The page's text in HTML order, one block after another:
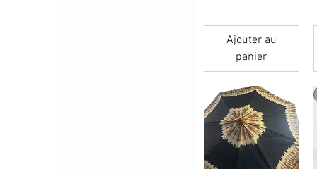
Ajouter au
panier